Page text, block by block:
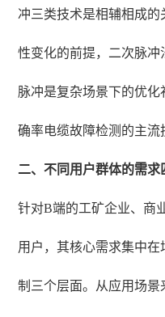
冲三类技术是相辅相成
性变化的前提，二次脉
脉冲是复杂场景下的优
确率电缆故障检测的主流
二、不同用户群体的需求
针对B端的工矿企业、商
用户，其核心需求集中
制三个层面。从应用场